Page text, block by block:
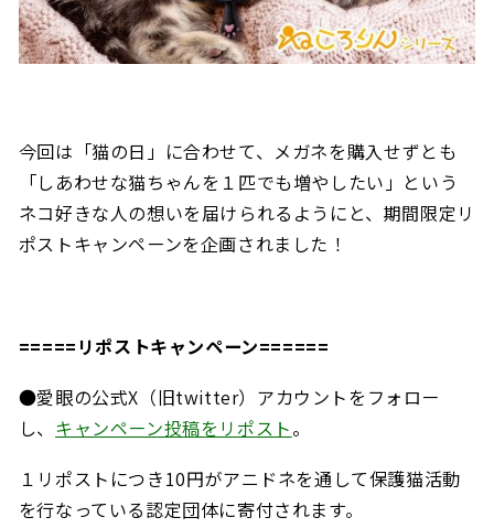
今回は「猫の日」に合わせて、メガネを購入せずとも
「しあわせな猫ちゃんを１匹でも増やしたい」という
ネコ好きな人の想いを届けられるようにと、期間限定リ
ポストキャンペーンを企画されました！
=====リポストキャンペーン======
●愛眼の公式X（旧twitter）アカウントをフォロー
し、 キャンペーン投稿をリポスト。
１リポストにつき10円がアニドネを通して保護猫活動
を行なっている認定団体に寄付されます。